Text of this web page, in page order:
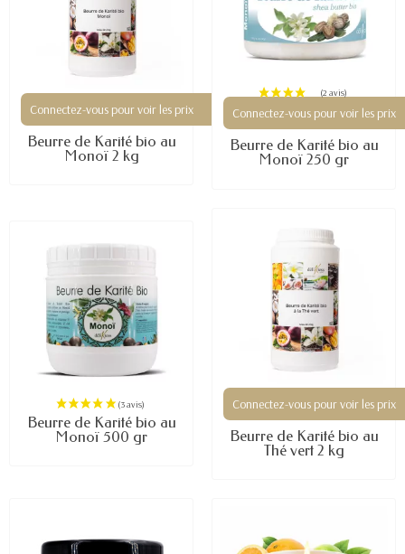
Connectez-vous pour voir les prix
Beurre de Karité bio au
Monoï 2 kg
Connectez-vous pour voir les prix
Beurre de Karité bio au
Monoï 250 gr
Beurre de Karité bio au
Monoï 500 gr
Connectez-vous pour voir les prix
Beurre de Karité bio au
Thé vert 2 kg